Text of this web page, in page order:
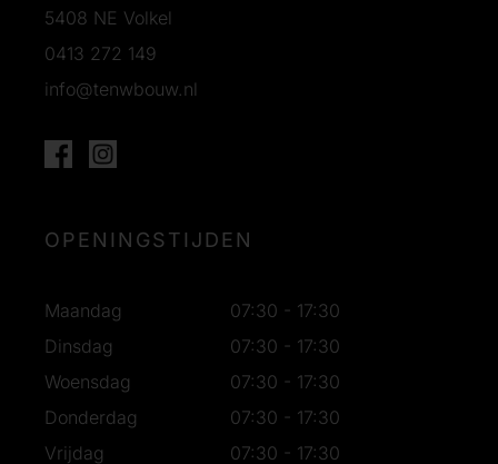
5408 NE Volkel
0413 272 149
info@tenwbouw.nl
OPENINGSTIJDEN
Maandag
07:30 - 17:30
Dinsdag
07:30 - 17:30
Woensdag
07:30 - 17:30
Donderdag
07:30 - 17:30
Vrijdag
07:30 - 17:30